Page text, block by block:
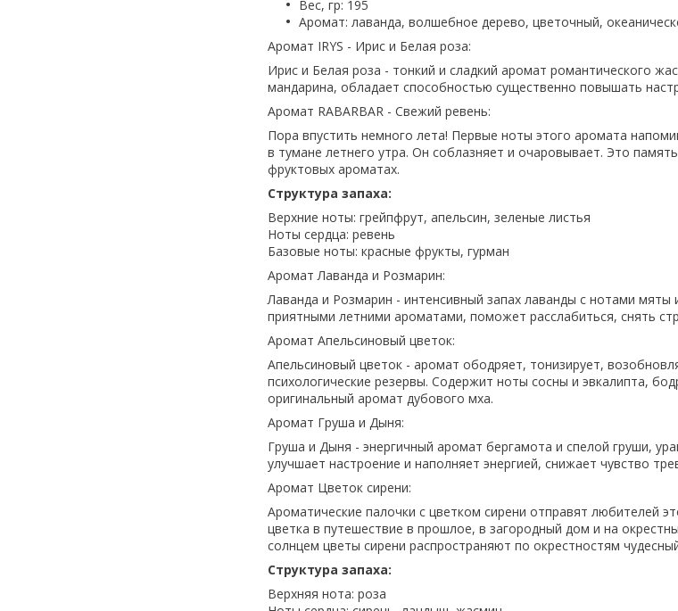
Вес, гр: 195
Аромат: лаванда, волшебное дерево, цветочный,
Аромат IRYS - Ирис и Белая роза:
Ирис и Белая роза - тонкий и сладкий аромат романтического
мандарина, обладает способностью существенно повышать
Аромат RABARBAR - Свежий ревень:
Пора впустить немного лета! Первые ноты этого аромата
в тумане летнего утра. Он соблазняет и очаровывает. Это
фруктовых ароматах.
Структура запаха:
Верхние ноты: грейпфрут, апельсин, зеленые листья
Ноты сердца: ревень
Базовые ноты: красные фрукты, гурман
Аромат Лаванда и Розмарин:
Лаванда и Розмарин - интенсивный запах лаванды с нотами
приятными летними ароматами, поможет расслабиться, снять
Аромат Апельсиновый цветок:
Апельсиновый цветок - аромат ободряет, тонизирует,
психологические резервы. Содержит ноты сосны и эвкалипта,
оригинальный аромат дубового мха.
Аромат Груша и Дыня:
Груша и Дыня - энергичный аромат бергамота и спелой груши,
улучшает настроение и наполняет энергией, снижает чувство
Аромат Цветок сирени:
Ароматические палочки с цветком сирени отправят любителей
цветка в путешествие в прошлое, в загородный дом и на
солнцем цветы сирени распространяют по окрестностям
Структура запаха:
Верхняя нота: роза